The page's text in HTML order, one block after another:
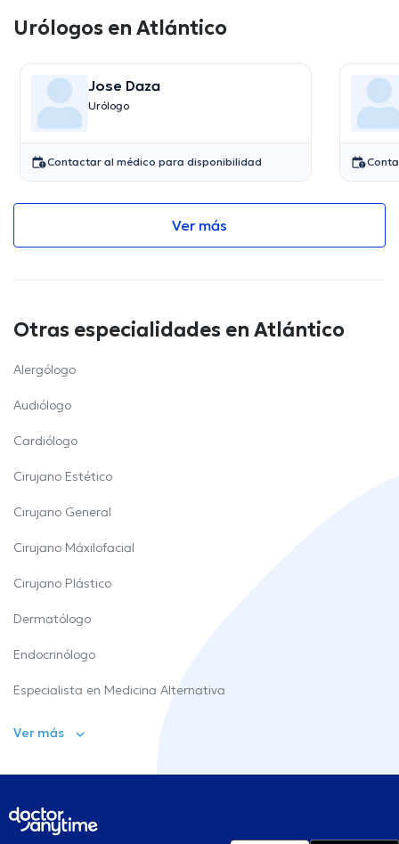
Urólogos en Atlántico
Jose Daza
Urólogo
Contactar al médico para disponibilidad
Ver más
Otras especialidades en Atlántico
Alergólogo
Audiólogo
Cardiólogo
Cirujano Estético
Cirujano General
Cirujano Máxilofacial
Cirujano Plástico
Dermatólogo
Endocrinólogo
Especialista en Medicina Alternativa
Ver más